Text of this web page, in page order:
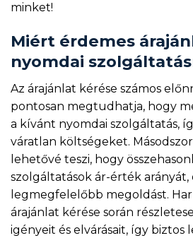
minket!
Miért érdemes
nyomdai
Az árajánlat kérése számos
pontosan megtudhatja, hogy
a kívánt nyomdai szolgáltatás,
váratlan költségeket.
lehetővé teszi, hogy
szolgáltatások ár-érték arányát,
legmegfelelőbb megoldást.
árajánlat kérése során
igényeit és elvárásait, így biztos